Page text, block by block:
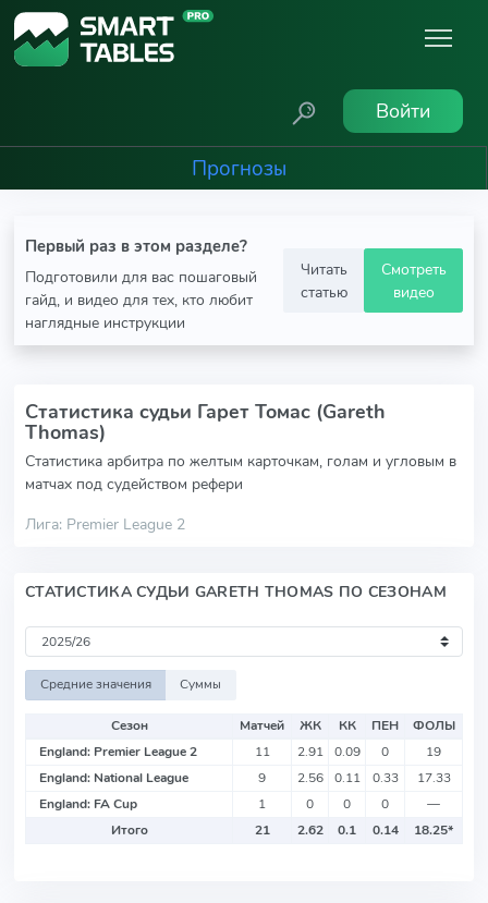
Войти
Прогнозы
Первый раз в этом разделе?
Подготовили для вас пошаговый
гайд, и видео для тех, кто любит
наглядные инструкции
Читать
статью
Смотреть
видео
Статистика судьи Гарет Томас (Gareth
Thomas)
Статистика арбитра по желтым карточкам, голам и угловым в
матчах под судейством рефери
Лига: Premier League 2
СТАТИСТИКА СУДЬИ GARETH THOMAS ПО СЕЗОНАМ
Средние значения Суммы
Сезон Матчей ЖК КК ПЕН
ФОЛЫ
England: Premier League 2
11 2.91 0.09 0
19
England: National League
9 2.56 0.11 0.33
17.33
England: FA Cup
1 0 0 0
—
Итого
21 2.62 0.1 0.14 18.25*